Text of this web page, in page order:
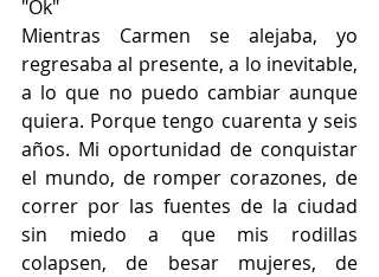
"Ok"
Mientras Carmen se alejaba, yo
regresaba al presente, a lo inevitable,
a lo que no puedo cambiar aunque
quiera. Porque tengo cuarenta y seis
años. Mi oportunidad de conquistar
el mundo, de romper corazones, de
correr por las fuentes de la ciudad
sin miedo a que mis rodillas
colapsen, de besar mujeres, de